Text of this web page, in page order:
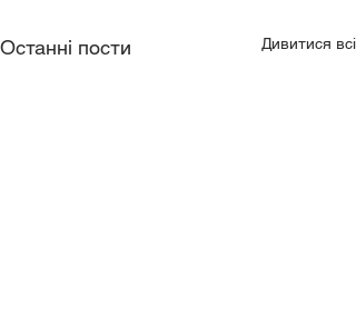
Останні пости Дивитися всі